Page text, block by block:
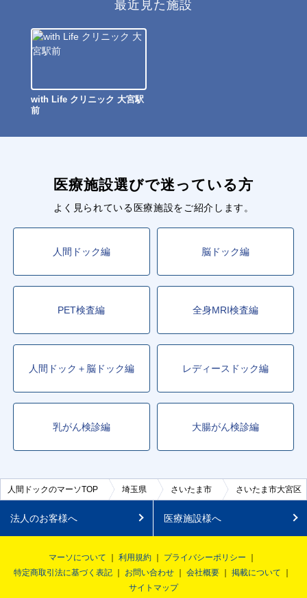
最近見た施設
with Life クリニック 大宮駅
前
医療施設選びで迷っている方
よく見られている医療施設をご紹介します。
人間ドック編 脳ドック編
PET検査編 全身MRI検査編
人間ドック＋脳ドック編 レディースドック編
乳がん検診編 大腸がん検診編
人間ドックのマーソTOP 埼玉県 さいたま市 さいたま市大宮区
法人のお客様へ 医療施設様へ
マーソについて 利用規約
プライバシーポリシー
特定商取引法に基づく表記
お問い合わせ 会社概要
掲載について
サイトマップ